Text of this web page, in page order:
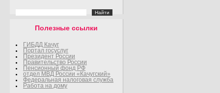
Полезные ссылки
ГИБДД Качуг
Портал госуслуг
Президент России
Правительство России
Пенсионный фонд РФ
отдел МВД России «Качугский»
Федеральная налоговая служба
Работа на дому